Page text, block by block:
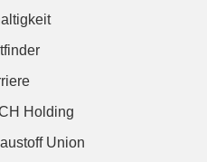
Holding
Union